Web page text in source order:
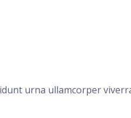
urna ullamcorper